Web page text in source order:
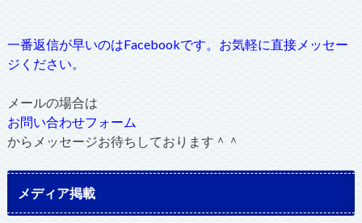
一番返信が早いのはFacebookです。お気軽に直接メッセー
ジください。
メールの場合は
お問い合わせフォーム
からメッセージお待ちしております＾＾
メディア掲載